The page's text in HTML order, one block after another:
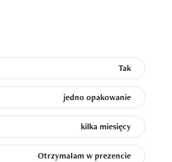
Tak
jedno opakowanie
kilka miesięcy
Otrzymałam w prezencie